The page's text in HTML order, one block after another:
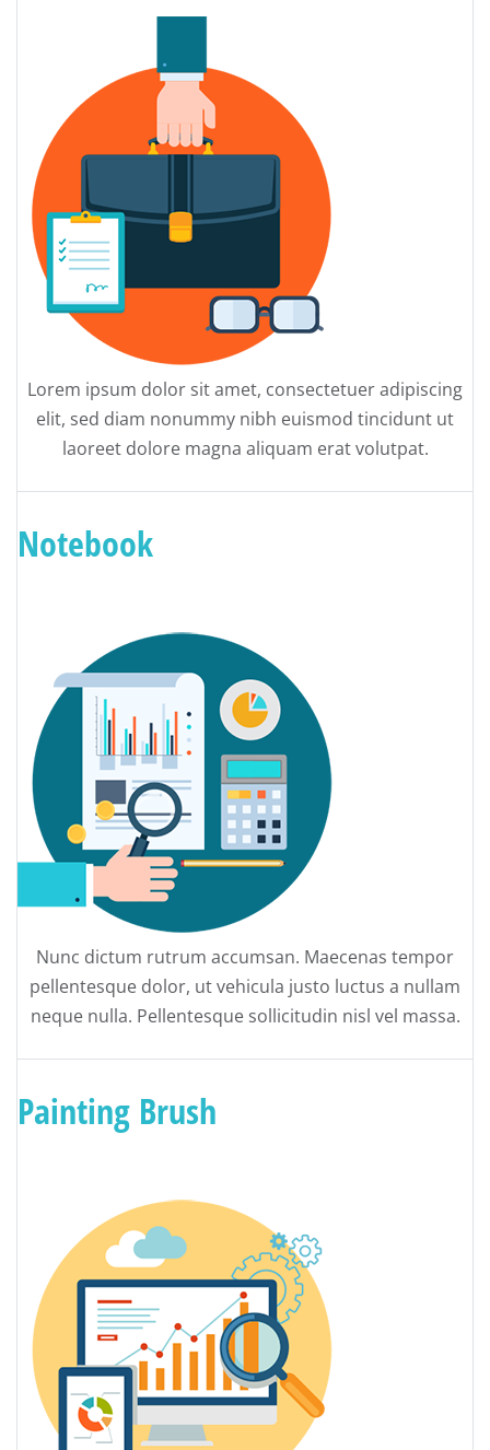
Lorem ipsum dolor sit amet, consectetuer adipiscing
elit, sed diam nonummy nibh euismod tincidunt ut
laoreet dolore magna aliquam erat volutpat.
Notebook
Nunc dictum rutrum accumsan. Maecenas tempor
pellentesque dolor, ut vehicula justo luctus a nullam
neque nulla. Pellentesque sollicitudin nisl vel massa.
Painting Brush